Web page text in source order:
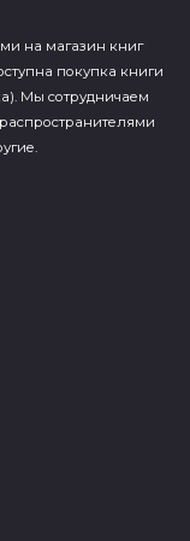
на магазин книг
покупка книги
Мы сотрудничаем